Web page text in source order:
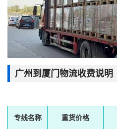
广州到厦门物流收费说明
专线名称 重货价格